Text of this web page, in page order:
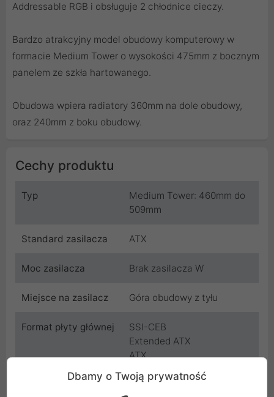
Addressable RGB i obsługuje 2 chłodnice cieczy.
Bardzo atrakcyjny model obudowy komputerowy w
formacie Medium Tower o wysokości 475mm z bocznym
panelem ze szkła hartowanego.
Obudowa wpiera radiatory 360mm na dole obudowy,
oraz 240mm z boku obudowy.
Cechy produktu
Typ
Medium Tower: 460mm do
509mm
Standard zasilacza ATX
Moc zasilacza Brak zasilacza W
Miejsce na zasilacz Góra obudowy z tyłu
Format płyty głównej
SSI-CEB
Extended ATX
ATX
Micro-ATX
Dbamy o Twoją prywatność